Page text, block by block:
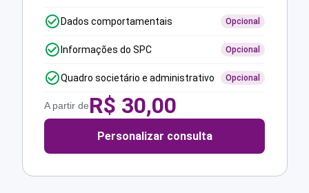
Dados comportamentais Opcional
Informações do SPC Opcional
Quadro societário e administrativo Opcional
A partir deR$ 30,00
Personalizar consulta